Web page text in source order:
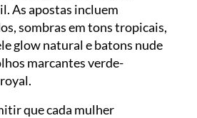
As apostas incluem
sombras em tons tropicais,
glow natural e batons nude
marcantes verde-
que cada mulher